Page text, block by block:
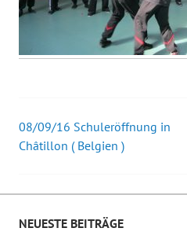
Beitrags-
08/09/16 Schuleröffnung in
Châtillon ( Belgien )
NEUESTE BEITRÄGE